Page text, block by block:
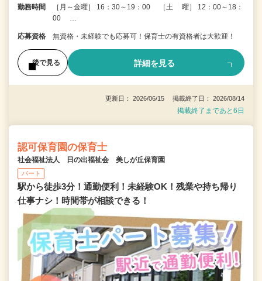
勤務時間
［月～金曜］ 16：30～19：00 ［土 曜］ 12：00～18：
00 …
応募資格 無資格・未経験でも応募可！保育士の有資格者は大歓迎！
後で見る 詳細を見る
更新日： 2026/06/15 掲載終了日： 2026/08/14
掲載終了まであと6日
認可保育園の保育士
社会福祉法人 日の出福祉会 美しが丘保育園
パート
駅から徒歩3分！通勤便利！未経験OK！残業や持ち帰り
仕事ナシ！時間帯が相談できる！